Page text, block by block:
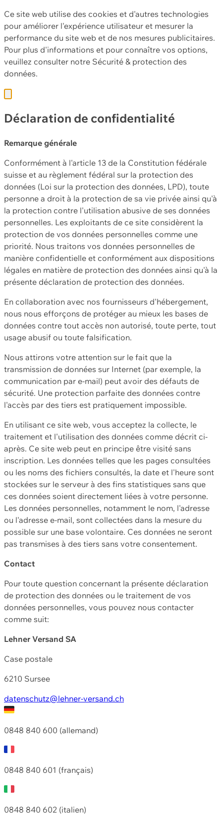
Ce site web utilise des cookies et d'autres technologies
pour améliorer l'expérience utilisateur et mesurer la
performance du site web et de nos mesures publicitaires.
Pour plus d'informations et pour connaître vos options,
veuillez consulter notre Sécurité & protection des
données.
Déclaration de confidentialité
Remarque générale
Conformément à l'article 13 de la Constitution fédérale
suisse et au règlement fédéral sur la protection des
données (Loi sur la protection des données, LPD), toute
personne a droit à la protection de sa vie privée ainsi qu'à
la protection contre l'utilisation abusive de ses données
personnelles. Les exploitants de ce site considèrent la
protection de vos données personnelles comme une
priorité. Nous traitons vos données personnelles de
manière confidentielle et conformément aux dispositions
légales en matière de protection des données ainsi qu'à la
présente déclaration de protection des données.
En collaboration avec nos fournisseurs d'hébergement,
nous nous efforçons de protéger au mieux les bases de
données contre tout accès non autorisé, toute perte, tout
usage abusif ou toute falsification.
Nous attirons votre attention sur le fait que la
transmission de données sur Internet (par exemple, la
communication par e-mail) peut avoir des défauts de
sécurité. Une protection parfaite des données contre
l'accès par des tiers est pratiquement impossible.
En utilisant ce site web, vous acceptez la collecte, le
traitement et l'utilisation des données comme décrit ci-
après. Ce site web peut en principe être visité sans
inscription. Les données telles que les pages consultées
ou les noms des fichiers consultés, la date et l'heure sont
stockées sur le serveur à des fins statistiques sans que
ces données soient directement liées à votre personne.
Les données personnelles, notamment le nom, l'adresse
ou l'adresse e-mail, sont collectées dans la mesure du
possible sur une base volontaire. Ces données ne seront
pas transmises à des tiers sans votre consentement.
Contact
Pour toute question concernant la présente déclaration
de protection des données ou le traitement de vos
données personnelles, vous pouvez nous contacter
comme suit:
Lehner Versand SA
Case postale
6210 Sursee
datenschutz@lehner-versand.ch
0848 840 600 (allemand)
0848 840 601 (français)
0848 840 602 (italien)